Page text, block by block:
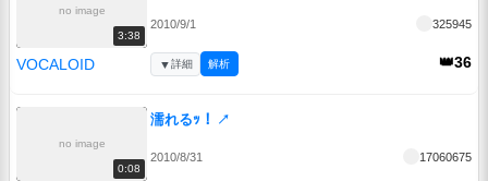
no image
3:38
2010/9/1 325945
VOCALOID 👑36
▼詳細 解析
no image
0:08
濡れるｯ！ ↗
2010/8/31 17060675